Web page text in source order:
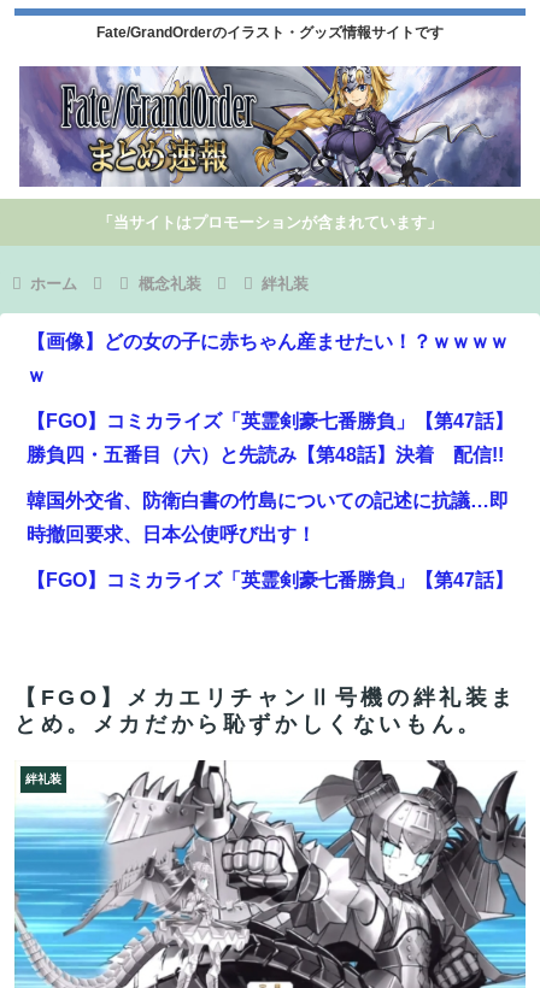
Fate/GrandOrderのイラスト・グッズ情報サイトです
「当サイトはプロモーションが含まれています」
ホーム 概念礼装 絆礼装
【画像】どの女の子に赤ちゃん産ませたい！？ｗｗｗｗ
ｗ
【FGO】コミカライズ「英霊剣豪七番勝負」【第47話】
勝負四・五番目（六）と先読み【第48話】決着 配信!!
韓国外交省、防衛白書の竹島についての記述に抗議…即
時撤回要求、日本公使呼び出す！
【FGO】コミカライズ「英霊剣豪七番勝負」【第47話】
自分のやらかしを速攻で掘り起こされてしまい……
【FGO】セミラミス Fate/GrandOrderのイラスト紹介
3983
【悲報】ちいかわ、やっぱり不人気だったｗｗｗｗ
【FGO】組み合わせ次第で活かせる場面がきっとある。
鬼女紅葉・ファントム強化みんなの反応まとめ
【FGO】組み合わせ次第で活かせる場面がきっとある。
鬼女紅葉・ファントム強化みんなの反応まとめ
【FGO】メカエリチャンⅡ号機の絆礼装ま
とめ。メカだから恥ずかしくないもん。
絆礼装